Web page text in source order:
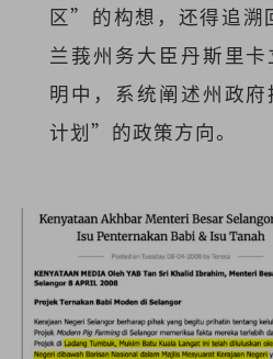
区”的构想，还得追溯
兰莪州务大臣丹斯里
明中，系统阐述州政
计划”的政策方向。